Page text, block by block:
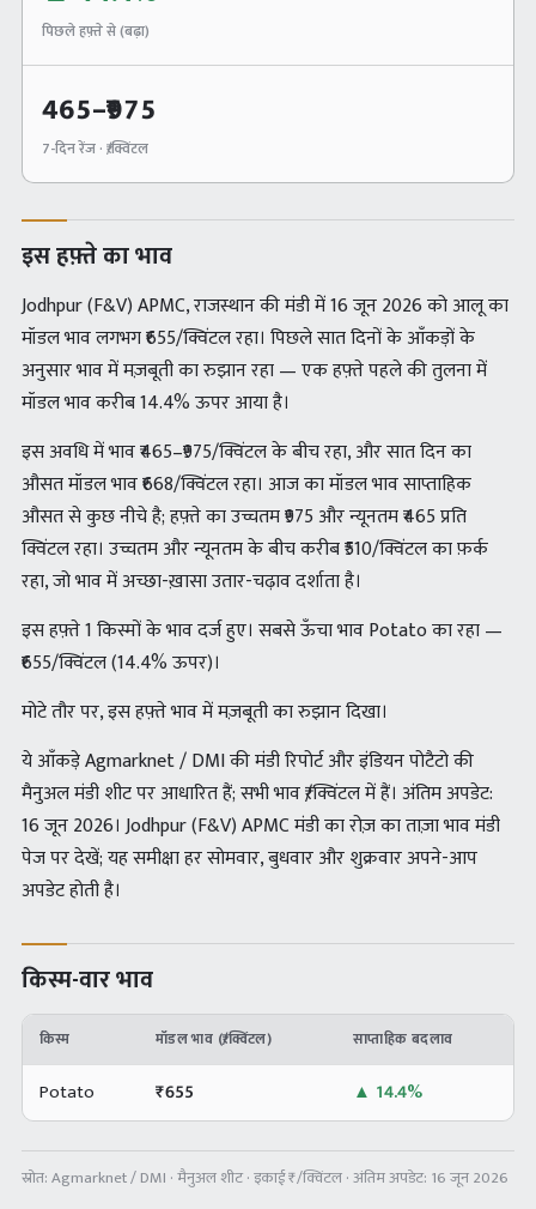
पिछले हफ़्ते से (बढ़ा)
465–₹975
7-दिन रेंज · ₹/क्विंटल
इस हफ़्ते का भाव
Jodhpur (F&V) APMC, राजस्थान की मंडी में 16 जून 2026 को आलू का
मॉडल भाव लगभग ₹655/क्विंटल रहा। पिछले सात दिनों के आँकड़ों के
अनुसार भाव में मज़बूती का रुझान रहा — एक हफ़्ते पहले की तुलना में
मॉडल भाव करीब 14.4% ऊपर आया है।
इस अवधि में भाव ₹465–₹975/क्विंटल के बीच रहा, और सात दिन का
औसत मॉडल भाव ₹668/क्विंटल रहा। आज का मॉडल भाव साप्ताहिक
औसत से कुछ नीचे है; हफ़्ते का उच्चतम ₹975 और न्यूनतम ₹465 प्रति
क्विंटल रहा। उच्चतम और न्यूनतम के बीच करीब ₹510/क्विंटल का फ़र्क
रहा, जो भाव में अच्छा-ख़ासा उतार-चढ़ाव दर्शाता है।
इस हफ़्ते 1 किस्मों के भाव दर्ज हुए। सबसे ऊँचा भाव Potato का रहा —
₹655/क्विंटल (14.4% ऊपर)।
मोटे तौर पर, इस हफ़्ते भाव में मज़बूती का रुझान दिखा।
ये आँकड़े Agmarknet / DMI की मंडी रिपोर्ट और इंडियन पोटैटो की
मैनुअल मंडी शीट पर आधारित हैं; सभी भाव ₹/क्विंटल में हैं। अंतिम अपडेट:
16 जून 2026। Jodhpur (F&V) APMC मंडी का रोज़ का ताज़ा भाव मंडी
पेज पर देखें; यह समीक्षा हर सोमवार, बुधवार और शुक्रवार अपने-आप
अपडेट होती है।
किस्म-वार भाव
किस्म मॉडल भाव (₹/क्विंटल) साप्ताहिक बदलाव
Potato ₹655 ▲ 14.4%
स्रोत:Agmarknet / DMI · मैनुअल शीट· इकाई ₹/क्विंटल · अंतिम अपडेट: 16 जून 2026